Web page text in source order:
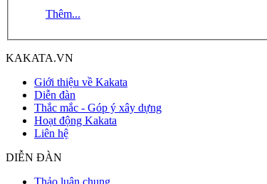
Thêm...
KAKATA.VN
Giới thiệu về Kakata
Diễn đàn
Thắc mắc - Góp ý xây dựng
Hoạt động Kakata
Liên hệ
DIỄN ĐÀN